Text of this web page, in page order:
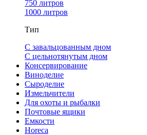
750 литров
1000 литров
Тип
С завальцованным дном
С цельнотянутым дном
Консервирование
Виноделие
Сыроделие
Измельчители
Для охоты и рыбалки
Почтовые ящики
Емкости
Horeca